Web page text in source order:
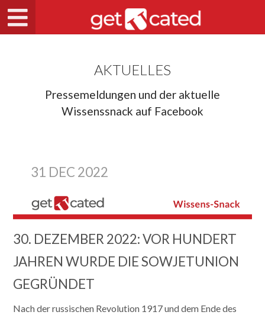
AKTUELLES
Pressemeldungen und der aktuelle
Wissenssnack auf Facebook
31 DEC 2022
30. DEZEMBER 2022: VOR HUNDERT
JAHREN WURDE DIE SOWJETUNION
GEGRÜNDET
Nach der russischen Revolution 1917 und dem Ende des